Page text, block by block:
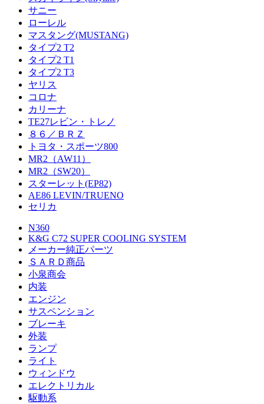
サニー
ローレル
マスタング(MUSTANG)
タイプ2 T2
タイプ2 T1
タイプ2 T3
ヤリス
コロナ
カリーナ
TE27レビン・トレノ
８６／ＢＲＺ
トヨタ・スポーツ800
MR2（AW11）
MR2（SW20）
スターレット(EP82)
AE86 LEVIN/TRUENO
セリカ
N360
K&G C72 SUPER COOLING SYSTEM
メーカー純正パーツ
ＳＡＲＤ商品
小泉商会
内装
エンジン
サスペンション
ブレーキ
外装
ランプ
ライト
ウィンドウ
エレクトリカル
駆動系